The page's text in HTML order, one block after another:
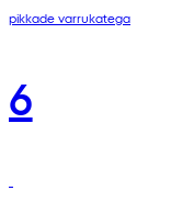
pikkade varrukatega
6